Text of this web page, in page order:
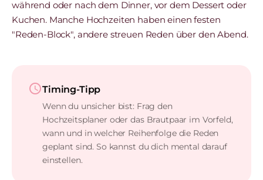
während oder nach dem Dinner, vor dem Dessert oder
Kuchen. Manche Hochzeiten haben einen festen
"Reden-Block", andere streuen Reden über den Abend.
scheduleTiming-Tipp
Wenn du unsicher bist: Frag den
Hochzeitsplaner oder das Brautpaar im Vorfeld,
wann und in welcher Reihenfolge die Reden
geplant sind. So kannst du dich mental darauf
einstellen.